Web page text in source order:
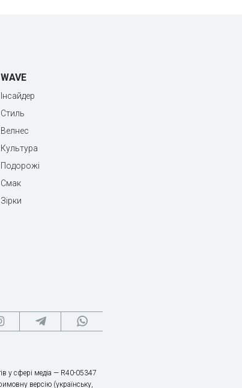
WAVE
Інсайдер
Стиль
Велнес
Культура
Подорожі
Смак
Зірки
у сфері медіа — R40-05347
версію (українську,